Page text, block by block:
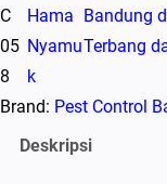
a
s
J
a
C
05
8
Hama
Nyamu
k
Bandung
Terbang
Brand: Pest Control
Deskripsi